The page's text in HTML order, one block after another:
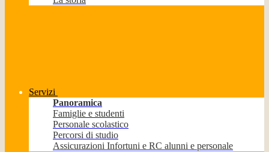
Servizi
Panoramica
Famiglie e studenti
Personale scolastico
Percorsi di studio
Assicurazioni Infortuni e RC alunni e personale